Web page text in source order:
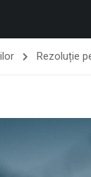
Rezoluție